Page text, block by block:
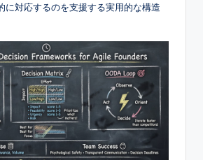
に対応するのを支援する実用的な構造